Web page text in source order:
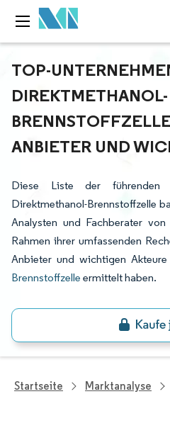
TOP-
DIREKTMETHANOL-
ANBIETER UND
Diese Liste der führenden
Direktmethanol-Brennstoffzelle
Analysten und Fachberater
Rahmen ihrer umfassenden
Anbieter und wichtigen
Brennstoffzelle ermittelt haben.
Startseite Marktanalyse